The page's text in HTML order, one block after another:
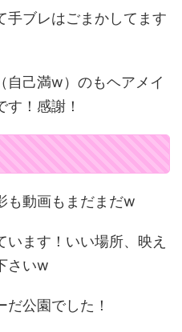
手ブレはごまかしてます
自己満w）のもヘアメイ
！感謝！
も動画もまだまだw
ます！いい場所、映え
さいw
公園でした！